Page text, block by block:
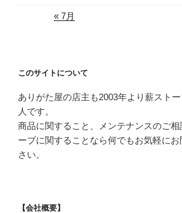
« 7月
このサイトについて
ありがた屋の店主も2003年より薪スト
人です。
商品に関すること、メンテナンスのご相
ーブに関することなら何でもお気軽に
さい。
【会社概要】